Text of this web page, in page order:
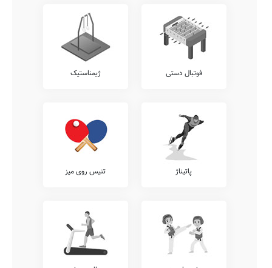
فوتبال دستی ژیمناستیک
پاتیناژ تنیس روی میز